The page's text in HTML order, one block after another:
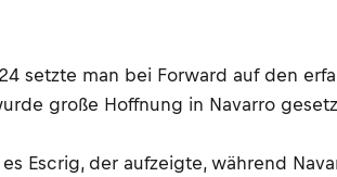
setzte man bei Forward auf den
große Hoffnung in Navarro
Escrig, der aufzeigte, während